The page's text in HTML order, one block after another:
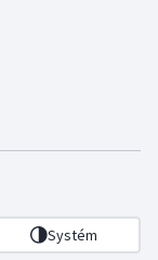
Systém